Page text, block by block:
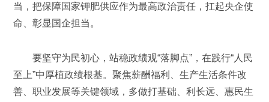
当，把保障国家钾肥供应作为最高政治责任，扛起央企使
命、彰显国企担当。
要坚守为民初心，站稳政绩观“落脚点”，在践行“人民
至上”中厚植政绩根基。聚焦薪酬福利、生产生活条件改
善、职业发展等关键领域，多做打基础、利长远、惠民生